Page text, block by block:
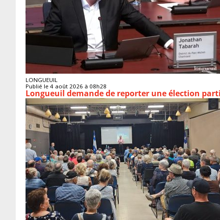
LONGUEUIL
Publié le 4 août 2026 à 08h28
Longueuil demande de reporter une élection